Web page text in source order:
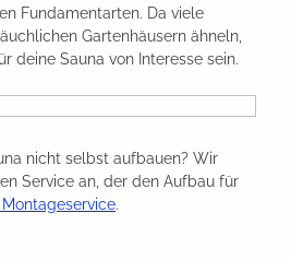
Fundamentarten. Da viele
Gartenhäusern ähneln,
deine Sauna von Interesse sein.
nicht selbst aufbauen? Wir
Service an, der den Aufbau für
Montageservice.